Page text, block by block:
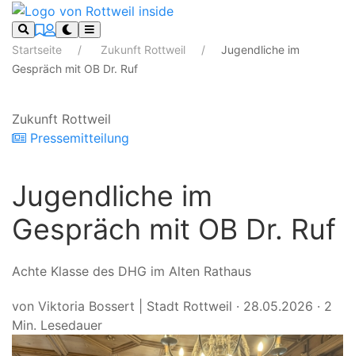
Startseite Zukunft Rottweil
Jugendliche im
Gespräch mit OB Dr. Ruf
Zukunft Rottweil
Pressemitteilung
Jugendliche im
Gespräch mit OB Dr. Ruf
Achte Klasse des DHG im Alten Rathaus
von Viktoria Bossert | Stadt Rottweil · 28.05.2026 · 2
Min. Lesedauer